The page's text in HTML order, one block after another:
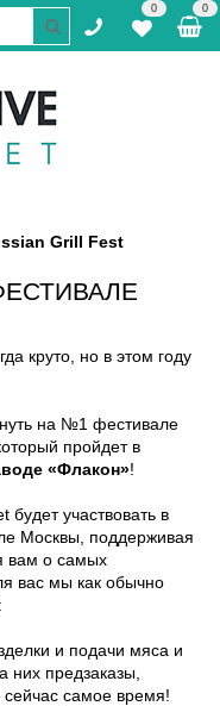
0 0
Grill Fest
круто, но в этом году
на №1 фестивале
пройдет в
«Флакон»!
участвовать в
Москвы, поддерживая
вам о самых
вас мы как обычно
и подачи мяса и
предзаказы,
самое время!